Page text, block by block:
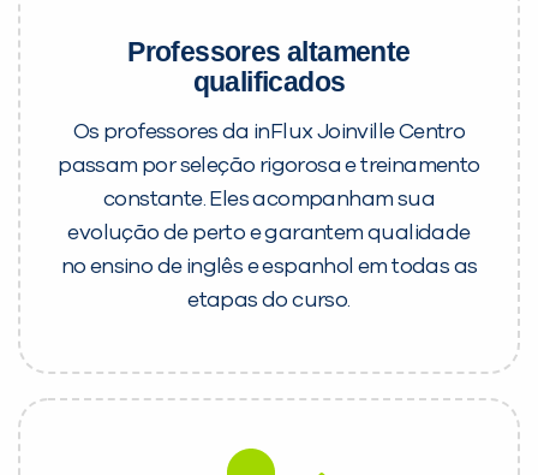
Professores altamente
qualificados
Os professores da inFlux Joinville Centro
passam por seleção rigorosa e treinamento
constante. Eles acompanham sua
evolução de perto e garantem qualidade
no ensino de inglês e espanhol em todas as
etapas do curso.